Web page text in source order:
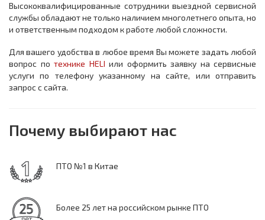
Высококвалифицированные сотрудники выездной сервисной
службы обладают не только наличием многолетнего опыта, но
и ответственным подходом к работе любой сложности.
Для вашего удобства в любое время Вы можете задать любой
вопрос по технике HELI или оформить заявку на сервисные
услуги по телефону указанному на сайте, или отправить
запрос с сайта.
Почему выбирают нас
ПТО №1 в Китае
Более 25 лет на российском рынке ПТО